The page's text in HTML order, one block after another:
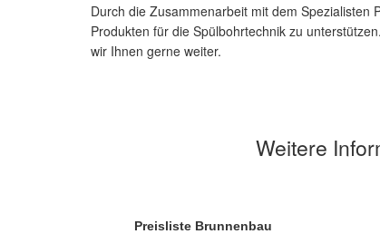
Durch die Zusammenarbeit mit dem Spezialisten
Produkten für die Spülbohrtechnik zu
wir Ihnen gerne weiter.
Weitere
Preisliste Brunnenbau